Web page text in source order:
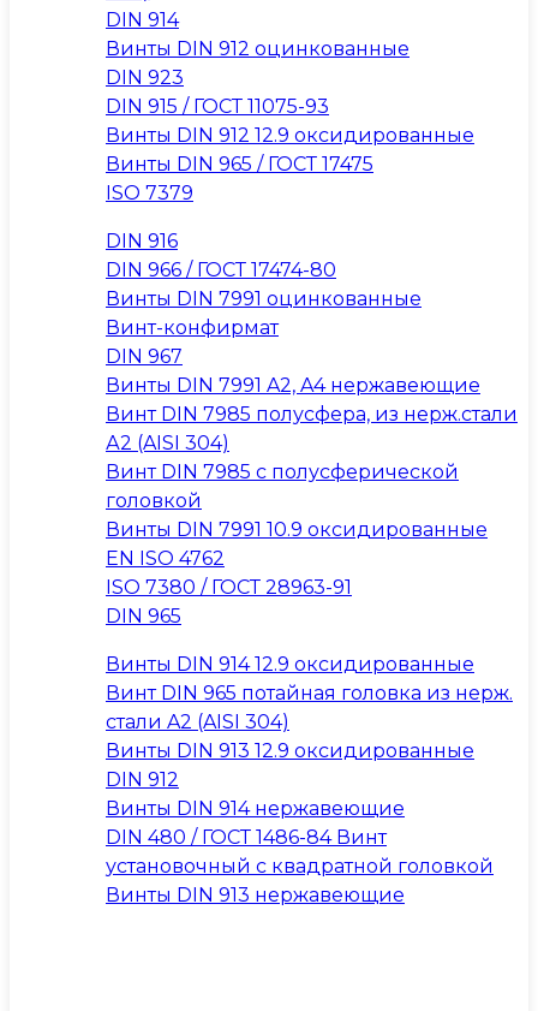
DIN 914
Винты DIN 912 оцинкованные
DIN 923
DIN 915 / ГОСТ 11075-93
Винты DIN 912 12.9 оксидированные
Винты DIN 965 / ГОСТ 17475
ISO 7379
DIN 916
DIN 966 / ГОСТ 17474-80
Винты DIN 7991 оцинкованные
Винт-конфирмат
DIN 967
Винты DIN 7991 A2, A4 нержавеющие
Винт DIN 7985 полусфера, из нерж.стали
А2 (AISI 304)
Винт DIN 7985 с полусферической
головкой
Винты DIN 7991 10.9 оксидированные
EN ISO 4762
ISO 7380 / ГОСТ 28963-91
DIN 965
Винты DIN 914 12.9 оксидированные
Винт DIN 965 потайная головка из нерж.
стали A2 (AISI 304)
Винты DIN 913 12.9 оксидированные
DIN 912
Винты DIN 914 нержавеющие
DIN 480 / ГОСТ 1486-84 Винт
установочный с квадратной головкой
Винты DIN 913 нержавеющие